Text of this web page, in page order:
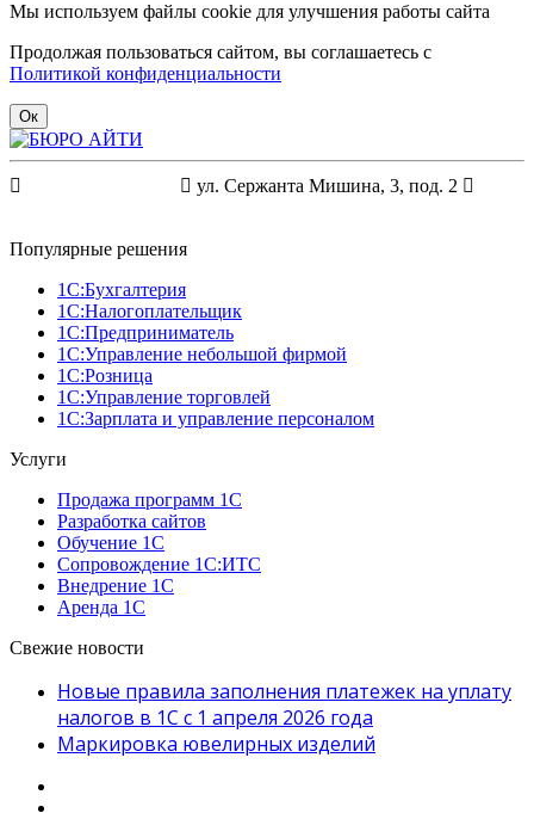
Мы используем файлы cookie для улучшения работы сайта
Продолжая пользоваться сайтом, вы соглашаетесь с
Политикой конфиденциальности
Ок
 ул. Сержанта Мишина, 3, под. 2 
Популярные решения
1С:Бухгалтерия
1С:Налогоплательщик
1С:Предприниматель
1С:Управление небольшой фирмой
1С:Розница
1С:Управление торговлей
1С:Зарплата и управление персоналом
Услуги
Продажа программ 1С
Разработка сайтов
Обучение 1С
Сопровождение 1C:ИТС
Внедрение 1С
Аренда 1С
Свежие новости
Новые правила заполнения платежек на уплату
налогов в 1С с 1 апреля 2026 года
Маркировка ювелирных изделий